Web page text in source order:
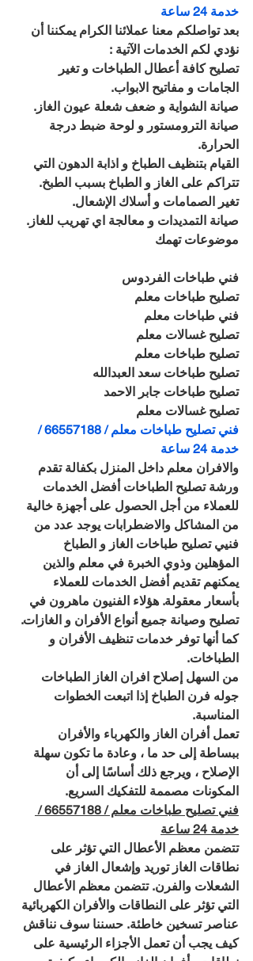
خدمة 24 ساعة
بعد تواصلكم معنا عملائنا الكرام يمكننا أن
نؤدي لكم الخدمات الآتية :
تصليح كافة أعطال الطباخات و تغير
الجامات و مفاتيح الابواب.
صيانة الشواية و ضعف شعلة عيون الغاز.
صيانة الترومستور و لوحة ضبط درجة
الحرارة.
القيام بتنظيف الطباخ و اذابة الدهون التي
تتراكم على الغاز و الطباخ بسبب الطبخ.
تغير الصمامات و أسلاك الإشعال.
صيانة التمديدات و معالجة اي تهريب للغاز.
موضوعات تهمك
فني طباخات الفردوس
تصليح طباخات معلم
فني طباخات معلم
تصليح غسالات معلم
تصليح طباخات معلم
تصليح طباخات سعد العبدالله
تصليح طباخات جابر الاحمد
تصليح غسالات معلم
فني تصليح طباخات معلم / 66557188 /
خدمة 24 ساعة
والافران معلم داخل المنزل بكفالة تقدم
ورشة تصليح الطباخات أفضل الخدمات
للعملاء من أجل الحصول على أجهزة خالية
من المشاكل والاضطرابات يوجد عدد من
فنيي تصليح طباخات الغاز و الطباخ
المؤهلين وذوي الخبرة في معلم والذين
يمكنهم تقديم أفضل الخدمات للعملاء
بأسعار معقولة. هؤلاء الفنيون ماهرون في
تصليح وصيانة جميع أنواع الأفران و الغازات.
كما أنها توفر خدمات تنظيف الأفران و
الطباخات.
من السهل إصلاح افران الغاز الطباخات
جوله فرن الطباخ إذا اتبعت الخطوات
المناسبة.
تعمل أفران الغاز والكهرباء والأفران
ببساطة إلى حد ما ، وعادة ما تكون سهلة
الإصلاح ، ويرجع ذلك أساسًا إلى أن
المكونات مصممة للتفكيك السريع.
فني تصليح طباخات معلم / 66557188 /
خدمة 24 ساعة
تتضمن معظم الأعطال التي تؤثر على
نطاقات الغاز توريد وإشعال الغاز في
الشعلات والفرن. تتضمن معظم الأعطال
التي تؤثر على النطاقات والأفران الكهربائية
عناصر تسخين خاطئة. حسننا سوف نناقش
كيف يجب أن تعمل الأجزاء الرئيسية على